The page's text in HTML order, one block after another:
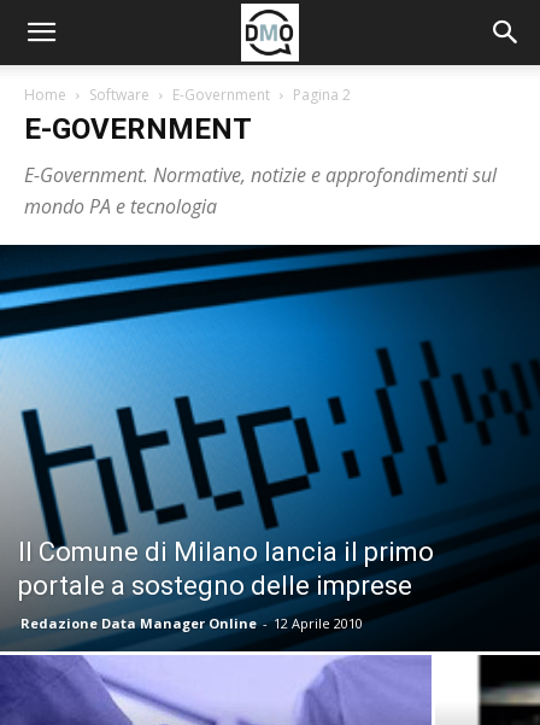
Home Software E-Government Pagina 2
E-GOVERNMENT
E-Government. Normative, notizie e approfondimenti sul
mondo PA e tecnologia
Il Comune di Milano lancia il primo
portale a sostegno delle imprese
Redazione Data Manager Online - 12 Aprile 2010